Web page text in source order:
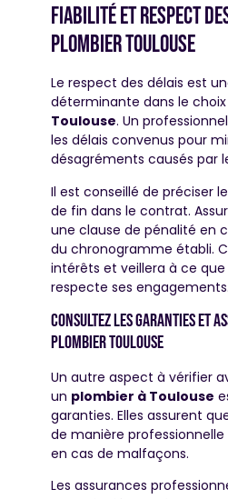
Fiabilité et respect
plombier toulouse
Le respect des délais est
déterminante dans le choix
Toulouse. Un
les délais convenus pour
désagréments causés par
Il est conseillé de préciser
de fin dans le contrat.
une clause de pénalité en
du chronogramme établi.
intérêts et veillera à ce que
respecte ses engagements.
Consultez les garanties et
plombier toulouse
Un autre aspect à vérifier
un plombier à Toulouse
garanties. Elles assurent
de manière
en cas de malfaçons.
Les assurances